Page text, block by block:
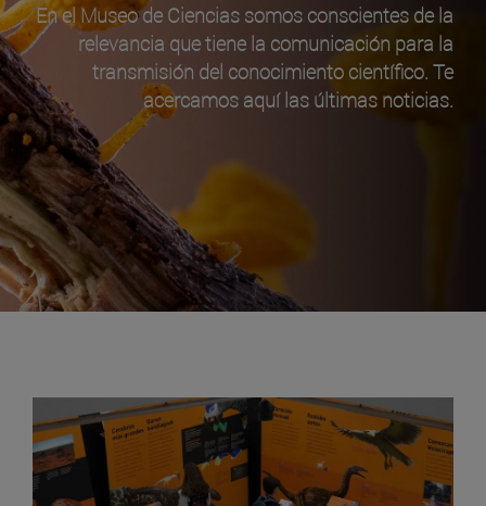
En el Museo de Ciencias somos conscientes de la
relevancia que tiene la comunicación para la
transmisión del conocimiento científico. Te
acercamos aquí las últimas noticias.